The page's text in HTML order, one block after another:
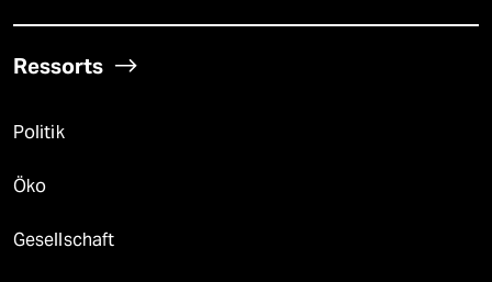
Ressorts
Politik
Öko
Gesellschaft